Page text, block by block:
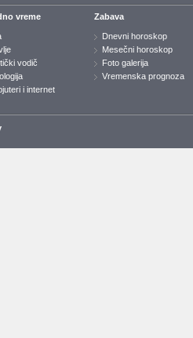
vreme
vodič
i internet
Zabava
Dnevni horoskop
Mesečni horoskop
Foto galerija
Vremenska prognoza